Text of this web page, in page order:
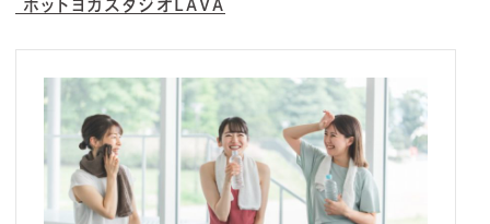
ホットヨガスタジオLAVA